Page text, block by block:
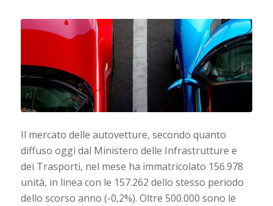
Il mercato delle autovetture, secondo quanto
diffuso oggi dal Ministero delle Infrastrutture e
dei Trasporti, nel mese ha immatricolato 156.978
unità, in linea con le 157.262 dello stesso periodo
dello scorso anno (-0,2%). Oltre 500.000 sono le